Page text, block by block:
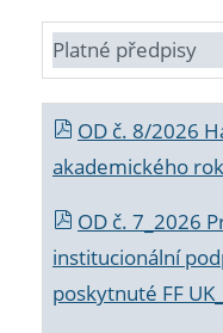
Platné předpisy
OD č. 8/2026
akademického
OD č. 7_2026
institucionální
poskytnuté FF